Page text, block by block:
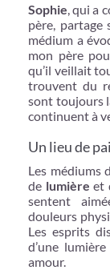
Sophie, qui a
père, partage
médium a
mon père
qu’il veillait
trouvent du
sont toujours
continuent à
Un lieu de
Les médiums
de lumière et
sentent
douleurs
Les esprits
d’une
amour.